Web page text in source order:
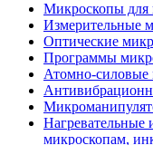
Микроскопы для
Измерительные
Оптические
Программы
Атомно-силовые
микроскопам,